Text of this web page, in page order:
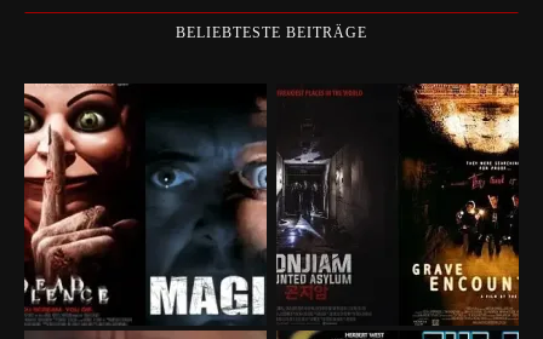
BELIEBTESTE BEITRÄGE